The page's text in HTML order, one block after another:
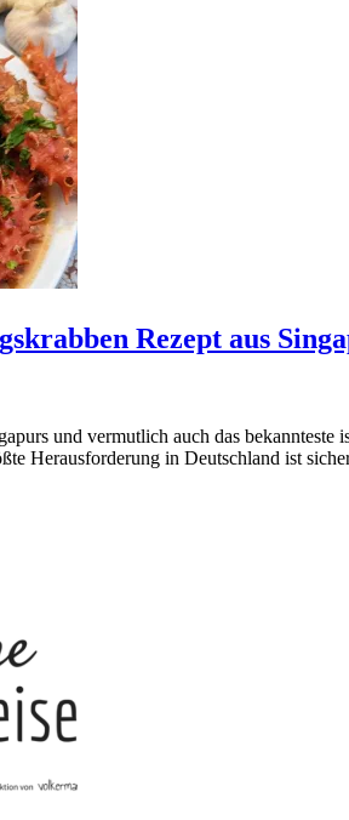
Rezept aus
und vermutlich auch das
Herausforderung in Deutschland ist